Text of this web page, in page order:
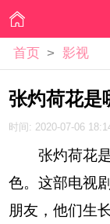
首页 > 影视
张灼荷花是
时间: 2020-07-06
张灼荷花
色。这部电视
朋友，他们生